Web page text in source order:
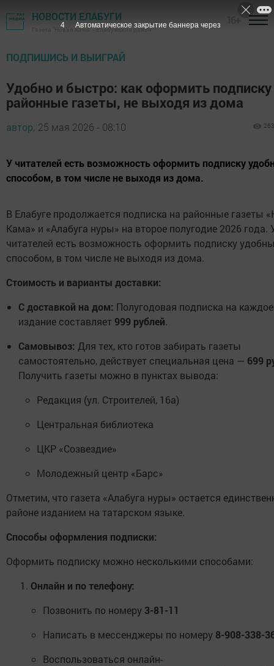
НОВОСТИ ЕЛАБУГИ
Газета "Новая Кама" - Елабужский район
ПОДПИШИСЬ И ВЫИГРАЙ
Удобно и быстро: как оформить подписку
районные газеты, не выходя из дома
автор, 25 мая 2026 - 08:10 263
У читателей есть возможность оформить подписку
способом, в том числе не выходя из дома.
В Елабуге продолжается подписка на районные газеты
Кама» и «Алабуга нуры» на второе полугодие 2026 года.
читателей есть возможность оформить подписку
способом, в том числе не выходя из дома.
Стоимость и варианты доставки:
С доставкой на дом: Полугодовая подписка на каждое
издание составляет 999 рублей.
Самовывоз: Для тех, кто готов забирать газеты
самостоятельно, действует специальная цена — 699
Получить газеты можно в пунктах вывода:
Редакция (ул. Строителей, 16а)
Центральная библиотека
ЦКР «Созвездие»
Молодежный центр «Барс»
Отметим, что газета «Алабуга нуры» остается
районе изданием на татарском языке.
Способы оформления подписки:
Оформить подписку можно несколькими способами:
Онлайн и по телефону:
Позвонить по номеру 3-81-11
Написать в мессенджеры по номеру 8-908-338-
Воспользоваться онлайн-
3 Автоматическое закрытие баннера через